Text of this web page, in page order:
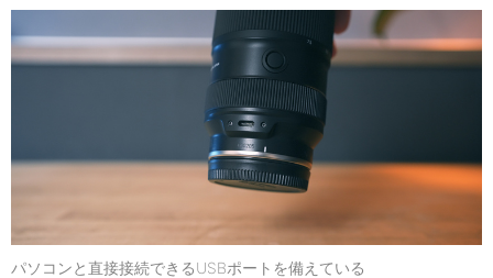
パソコンと直接接続できるUSBポートを備えている